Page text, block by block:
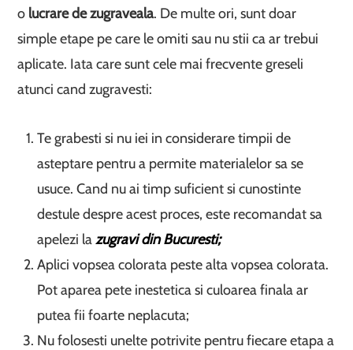
o lucrare de zugraveala. De multe ori, sunt doar
simple etape pe care le omiti sau nu stii ca ar trebui
aplicate. Iata care sunt cele mai frecvente greseli
atunci cand zugravesti:
Te grabesti si nu iei in considerare timpii de
asteptare pentru a permite materialelor sa se
usuce. Cand nu ai timp suficient si cunostinte
destule despre acest proces, este recomandat sa
apelezi lazugravi din Bucuresti;
Aplici vopsea colorata peste alta vopsea colorata.
Pot aparea pete inestetica si culoarea finala ar
putea fii foarte neplacuta;
Nu folosesti unelte potrivite pentru fiecare etapa a